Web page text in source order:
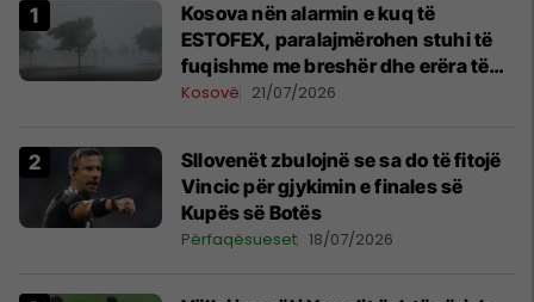
Kosova nën alarmin e kuq të
ESTOFEX, paralajmërohen stuhi të
fuqishme me breshër dhe erëra të
forta
Kosovë 21/07/2026
Sllovenët zbulojnë se sa do të fitojë
Vincic për gjykimin e finales së
Kupës së Botës
Përfaqësueset 18/07/2026